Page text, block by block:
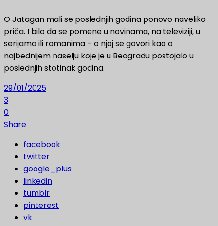
O Jatagan mali se poslednjih godina ponovo naveliko
priča. I bilo da se pomene u novinama, na televiziji, u
serijama ili romanima – o njoj se govori kao o
najbednijem naselju koje je u Beogradu postojalo u
poslednjih stotinak godina.
29/01/2025
3
0
Share
facebook
twitter
google_plus
linkedin
tumblr
pinterest
vk